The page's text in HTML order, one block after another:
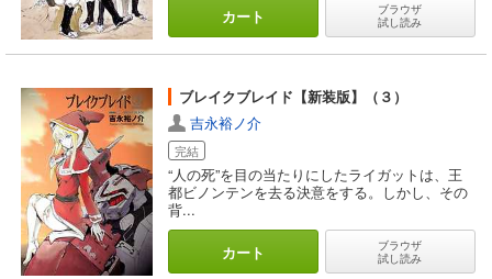
カート
ブラウザ
試し読み
ブレイクブレイド【新装版】（３）
吉永裕ノ介
完結
“人の死”を目の当たりにしたライガットは、王
都ビノンテンを去る決意をする。しかし、その
背...
カート
ブラウザ
試し読み